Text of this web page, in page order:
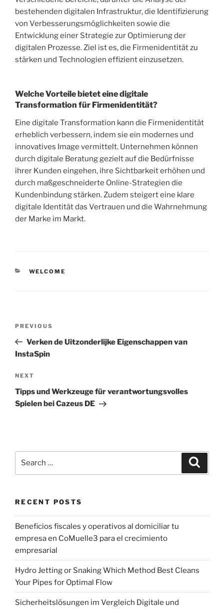
bestehenden digitalen Infrastruktur, die Identifizierung
von Verbesserungsmöglichkeiten sowie die
Entwicklung einer Strategie zur Optimierung der
digitalen Prozesse. Ziel ist es, die Firmenidentität zu
stärken und Technologien effizient einzusetzen.
Welche Vorteile bietet eine digitale
Transformation für Firmenidentität?
Eine digitale Transformation kann die Firmenidentität
erheblich verbessern, indem sie ein modernes und
innovatives Image vermittelt. Unternehmen können
durch digitale Beratung gezielt auf die Bedürfnisse
ihrer Kunden eingehen, ihre Sichtbarkeit erhöhen und
durch maßgeschneiderte Online-Strategien die
Kundenbindung stärken. Zudem steigert eine klare
digitale Identität das Vertrauen und die Wahrnehmung
der Marke im Markt.
CATEGORIES
WELCOME
Previous
Post
PREVIOUS
Verken de Uitzonderlijke Eigenschappen van
InstaSpin
Next
Post
NEXT
Tipps und Werkzeuge für verantwortungsvolles
Spielen bei Cazeus DE
RECENT POSTS
Beneficios fiscales y operativos al domiciliar tu
empresa en CoMuelle3 para el crecimiento
empresarial
Hydro Jetting or Snaking Which Method Best Cleans
Your Pipes for Optimal Flow
Sicherheitslösungen im Vergleich Digitale und